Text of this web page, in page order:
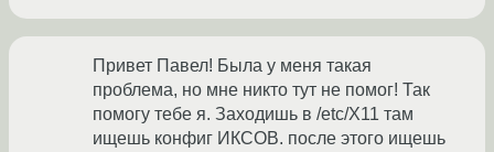
Привет Павел! Была у меня такая
проблема, но мне никто тут не помог! Так
помогу тебе я. Заходишь в /etc/X11 там
ищешь конфиг ИКСОВ. после этого ищешь